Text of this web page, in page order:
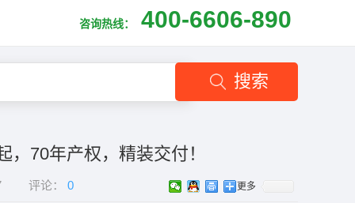
咨询热线： 400-6606-890
搜索
70年产权，精装交付！
评论： 0 更多